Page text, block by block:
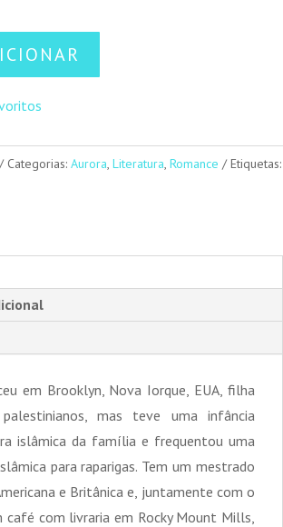
Categorias: Aurora Literatura Romance
Etiquetas:
em Brooklyn, Nova Iorque, EUA, filha
mas teve uma infância
islâmica da família e frequentou uma
para raparigas. Tem um mestrado
e Britânica e, juntamente com o
café com livraria em Rocky Mount Mills,